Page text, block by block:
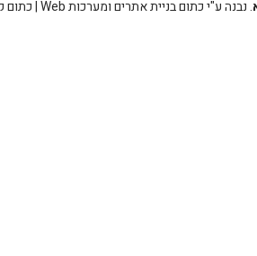
. נבנה ע"יכתום בניית אתרים ומערכות Web |כתום